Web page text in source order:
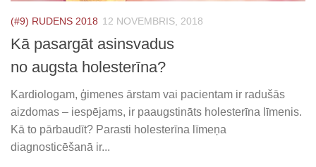
(#9) RUDENS 2018 12 NOVEMBRIS, 2018
Kā pasargāt asinsvadus
no augsta holesterīna?
Kardiologam, ģimenes ārstam vai pacientam ir radušās
aizdomas – iespējams, ir paaugstināts holesterīna līmenis.
Kā to pārbaudīt? Parasti holesterīna līmeņa
diagnosticēšanā ir...